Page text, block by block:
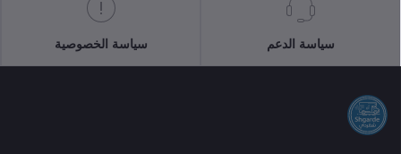
سياسة الدعم سياسة الخصوصية